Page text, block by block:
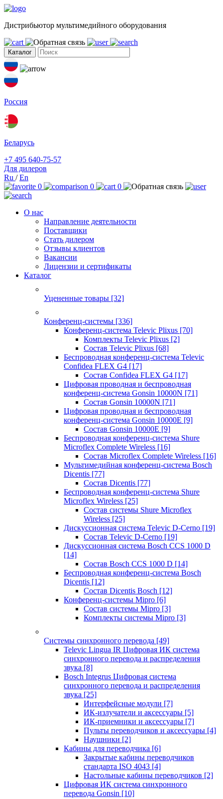
Дистрибьютор мультимедийного оборудования
Каталог
Россия
Беларусь
+7 495 640-75-57
Для дилеров
Ru /En
0
0 0
О нас
Направление деятельности
Поставщики
Стать дилером
Отзывы клиентов
Вакансии
Лицензии и сертификаты
Каталог
Уцененные товары [32]
Конференц-системы [336]
Конференц-система Televic Plixus [70]
Комплекты Televic Plixus [2]
Состав Televic Plixus [68]
Беспроводная конференц-система Televic
Confidea FLEX G4 [17]
Состав Confidea FLEX G4 [17]
Цифровая проводная и беспроводная
конференц-система Gonsin 10000N [71]
Состав Gonsin 10000N [71]
Цифровая проводная и беспроводная
конференц-система Gonsin 10000E [9]
Состав Gonsin 10000E [9]
Беспроводная конференц-система Shure
Microflex Complete Wireless [16]
Состав Microflex Complete Wireless [16]
Мультимедийная конференц-система Bosch
Dicentis [77]
Состав Dicentis [77]
Беспроводная конференц-система Shure
Microflex Wireless [25]
Состав системы Shure Microflex
Wireless [25]
Дискуссионная система Televic D-Cerno [19]
Состав Televic D-Cerno [19]
Дискуссионная система Bosch CCS 1000 D
[14]
Состав Bosch CCS 1000 D [14]
Беспроводная конференц-система Bosch
Dicentis [12]
Состав Dicentis Bosch [12]
Конференц-системы Mipro [6]
Состав системы Mipro [3]
Комплекты системы Mipro [3]
Системы синхронного перевода [49]
Televic Lingua IR Цифровая ИК система
синхронного перевода и распределения
звука [8]
Bosch Integrus Цифровая система
синхронного перевода и распределения
звука [25]
Интерфейсные модули [7]
ИК-излучатели и аксессуары [5]
ИК-приемники и аксессуары [7]
Пульты переводчиков и аксессуары [4]
Наушники [2]
Кабины для переводчика [6]
Закрытые кабины переводчиков
стандарта ISO 4043 [4]
Настольные кабины переводчиков [2]
Цифровая ИК система синхронного
перевода Gonsin [10]